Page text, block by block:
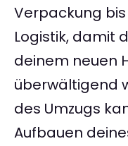
Verpackung
Logistik, damit
deinem neuen
überwältigend
des Umzugs
Aufbauen